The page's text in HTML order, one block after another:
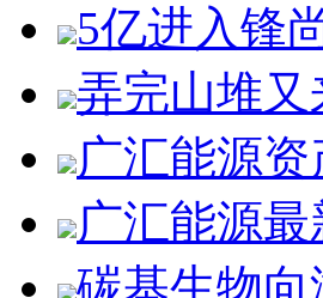
5亿进入锋
弄完山堆
广汇能源
广汇能源
碳基生物